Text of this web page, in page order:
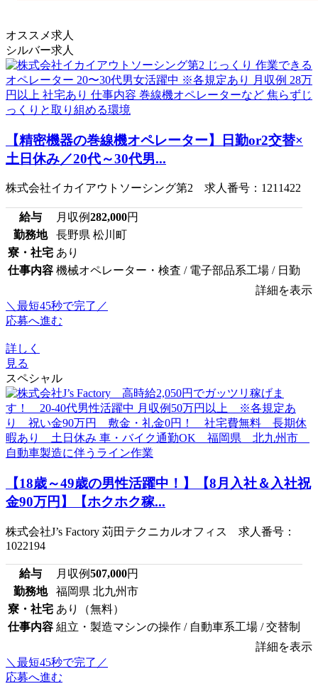
オススメ求人
シルバー求人
【精密機器の巻線機オペレーター】日勤or2交替×
土日休み／20代～30代男...
株式会社イカイアウトソーシング第2 求人番号：1211422
給与 月収例282,000円
勤務地
長野県 松川町
寮・社宅 あり
仕事内容 機械オペレーター・検査 / 電子部品系工場 / 日勤
詳細を表示
＼最短45秒で完了／
応募へ進む
詳しく
見る
スペシャル
【18歳～49歳の男性活躍中！】【8月入社＆入社祝
金90万円】【ホクホク稼...
株式会社J’s Factory 苅田テクニカルオフィス 求人番号：
1022194
給与 月収例507,000円
勤務地
福岡県 北九州市
寮・社宅 あり（無料）
仕事内容 組立・製造マシンの操作 / 自動車系工場 / 交替制
詳細を表示
＼最短45秒で完了／
応募へ進む